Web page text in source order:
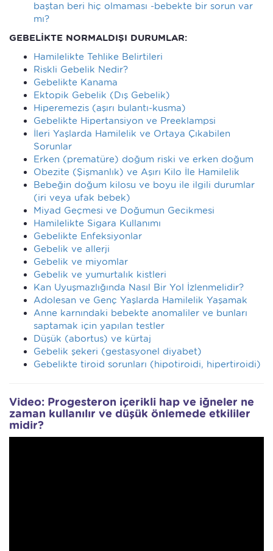
baştan beri hiç olmaması -bebekte bir sorun var
mı?
GEBELİKTE NORMALDIŞI DURUMLAR:
Hamilelikte Tehlike Belirtileri
Riskli Gebelik Nedir?
Gebelikte Kanama
Ektopik Gebelik (Dış Gebelik)
Hiperemezis (aşırı bulantı-kusma)
Gebelikte Hipertansiyon ve Preeklampsi
İleri Yaşlarda Hamilelik ve Ortaya Çıkabilen
Sorunlar
Erken (prematüre) doğum riski ve erken doğum
Obezite (Şişmanlık) ve Aşırı Kilo İle Hamilelik
Bebeğin doğum kilosu ve boyu ile ilgili durumlar
(iri veya ufak bebek)
Miyad Geçmesi ve Doğumun Gecikmesi
Hamilelikte Sigara Kullanımı
Gebelikte Enfeksiyonlar
Gebelik ve allerji
Gebelik ve miyomlar
Gebelik ve yumurtalık kistleri
Kan Uyuşmazlığında Nasıl Bir Yol İzlenmelidir?
Adolesan ve Genç Yaşlarda Hamilelik Yaşamak
Anne karnındaki bebekte anomaliler ve bunları
saptamak için yapılan testler
Düşük (abortus) ve kürtaj
Gebelik şekeri (gestasyonel diyabet)
Gebelikte tiroid sorunları (hipotiroidi, hipertiroidi)
Video: Progesteron içerikli hap ve iğneler ne
zaman kullanılır ve düşük önlemede etkililer
midir?